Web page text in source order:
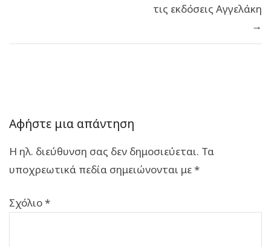
τις εκδόσεις Αγγελάκη
→
Αφήστε μια απάντηση
Η ηλ. διεύθυνση σας δεν δημοσιεύεται. Τα
υποχρεωτικά πεδία σημειώνονται με*
Σχόλιο*